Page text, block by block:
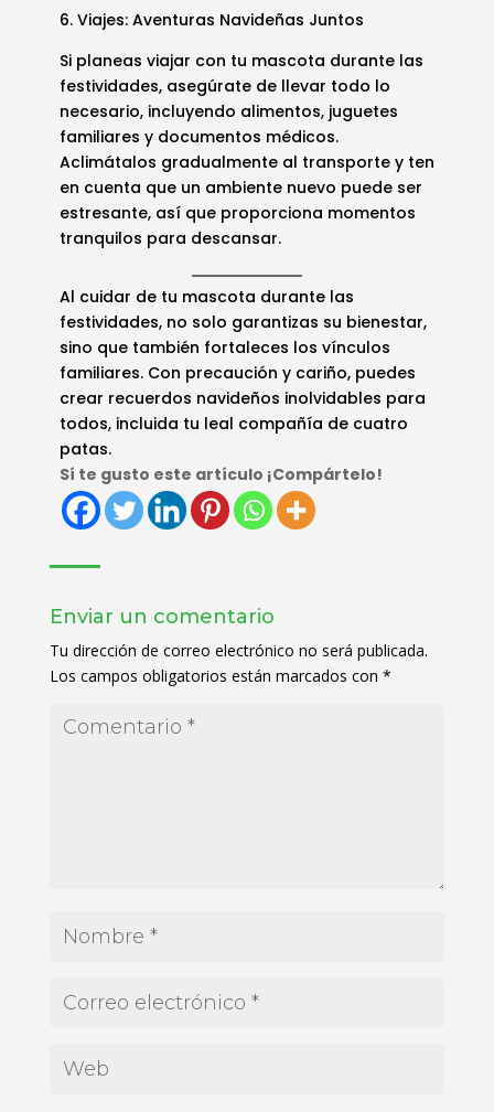
6. Viajes: Aventuras Navideñas Juntos
Si planeas viajar con tu mascota durante las
festividades, asegúrate de llevar todo lo
necesario, incluyendo alimentos, juguetes
familiares y documentos médicos.
Aclimátalos gradualmente al transporte y ten
en cuenta que un ambiente nuevo puede ser
estresante, así que proporciona momentos
tranquilos para descansar.
Al cuidar de tu mascota durante las
festividades, no solo garantizas su bienestar,
sino que también fortaleces los vínculos
familiares. Con precaución y cariño, puedes
crear recuerdos navideños inolvidables para
todos, incluida tu leal compañía de cuatro
patas.
Sí te gusto este artículo ¡Compártelo!
Enviar un comentario
Tu dirección de correo electrónico no será publicada.
Los campos obligatorios están marcados con *